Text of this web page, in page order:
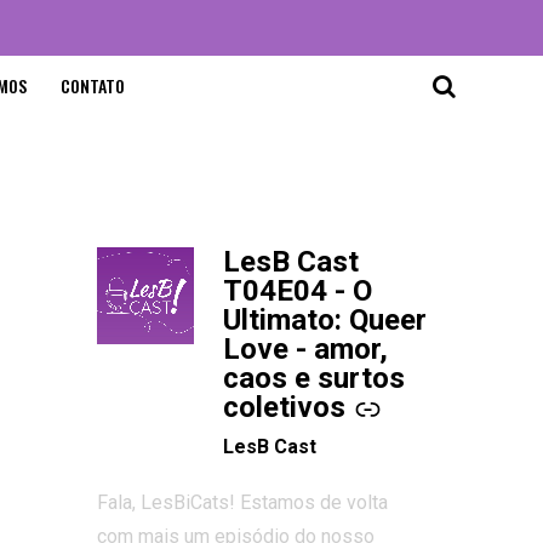
CONTATO
LesB Cast
T04E04 - O
Ultimato: Queer
Love - amor,
caos e surtos
coletivos
-
LesB Cast
Fala, LesBiCats! Estamos de volta
com mais um episódio do nosso